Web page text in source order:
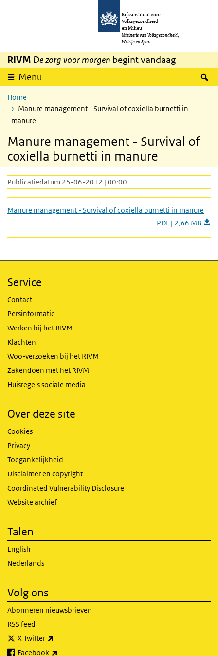
Overslaan en naar de inhoud gaan
Rijksinstituut voor
Volksgezondheid
en Milieu
Ministerie van Volksgezondheid,
Welzijn en Sport
RIVM De zorg voor morgen begint vandaag
Menu
Home
Manure management - Survival of coxiella burnetti in
manure
Manure management - Survival of
coxiella burnetti in manure
Publicatiedatum 25-06-2012 | 00:00
Manure management - Survival of coxiella burnetti in manure
PDF | 2,66 MB
Service
Contact
Persinformatie
Werken bij het RIVM
Klachten
Woo-verzoeken bij het RIVM
Zakendoen met het RIVM
Huisregels sociale media
Over deze site
Cookies
Privacy
Toegankelijkheid
Disclaimer en copyright
Coordinated Vulnerability Disclosure
Website archief
Talen
English
Nederlands
Volg ons
Abonneren nieuwsbrieven
RSS feed
X Twitter
Facebook